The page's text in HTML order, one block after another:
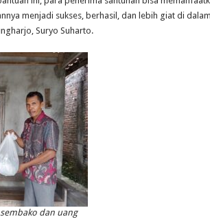
menjadi sukses, berhasil, dan lebih giat di
Suryo Suharto.
dan uang